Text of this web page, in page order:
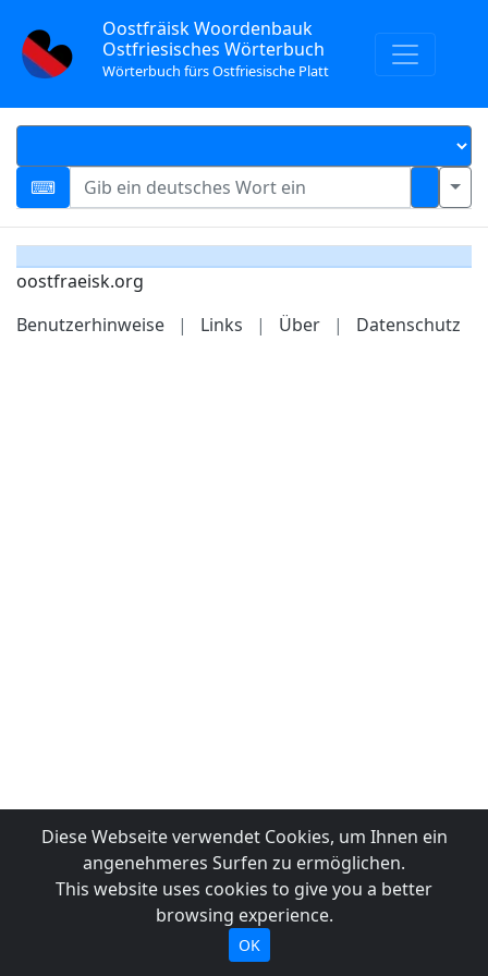
Oostfräisk Woordenbauk
Ostfriesisches Wörterbuch
Wörterbuch fürs Ostfriesische Platt
oostfraeisk.org
Benutzerhinweise
| Links | Über | Datenschutz
Diese Webseite verwendet Cookies, um Ihnen ein
angenehmeres Surfen zu ermöglichen.
This website uses cookies to give you a better
browsing experience.
OK